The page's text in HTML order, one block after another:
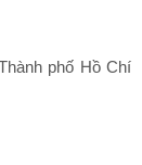
phố Hồ Chí